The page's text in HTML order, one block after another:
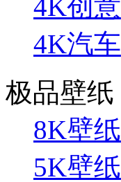
4K创意
4K汽车
极品壁纸
8K壁纸
5K壁纸